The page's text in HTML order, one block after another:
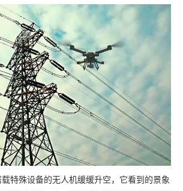
特殊设备的无人机缓缓升空，它看到的景象